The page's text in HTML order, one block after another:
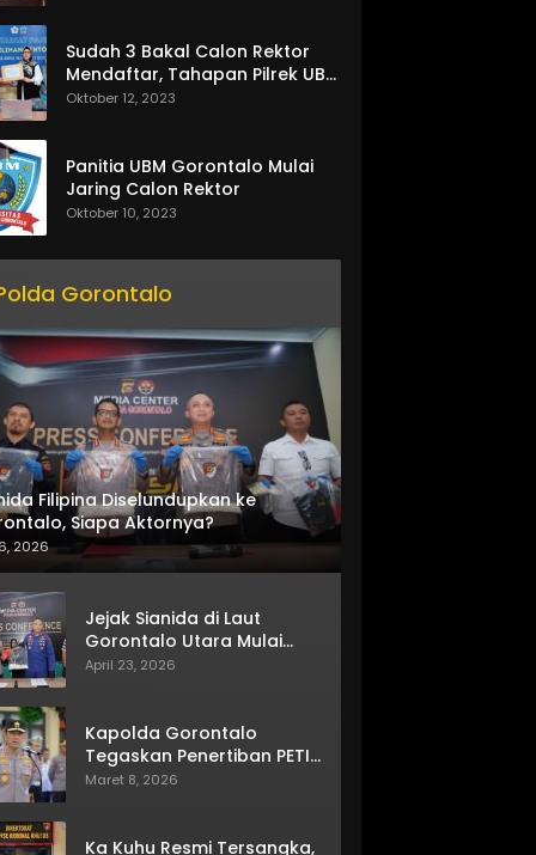
Sudah 3 Bakal Calon Rektor
Mendaftar, Tahapan Pilrek UBM
Gorontalo Makin Seru
Oktober 12, 2023
Panitia UBM Gorontalo Mulai
Jaring Calon Rektor
Oktober 10, 2023
Gorontalo
Filipina Diselundupkan ke
Siapa Aktornya?
2026
Jejak Sianida di Laut
Gorontalo Utara Mulai
Terkuak
April 23, 2026
Kapolda Gorontalo
Tegaskan Penertiban PETI
Terus Berjalan
Maret 8, 2026
Ka Kuhu Resmi Tersangka,